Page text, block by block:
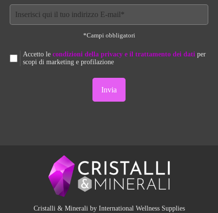
*Campi obbligatori
Accetto le condizioni della privacy e il trattamento dei dati per
scopi di marketing e profilazione
Cristalli & Minerali by International Wellness Supplies